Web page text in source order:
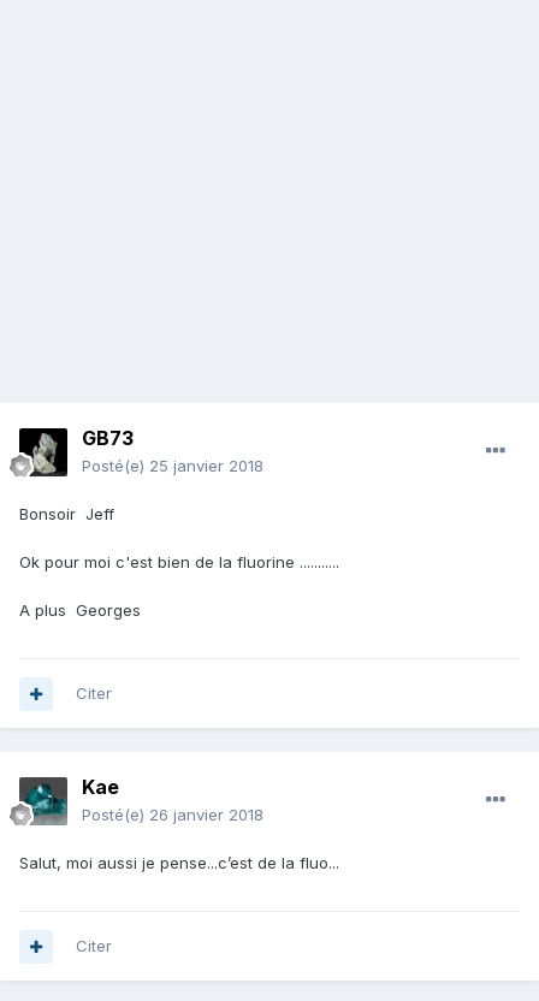
GB73
Posté(e) 25 janvier 2018
Bonsoir Jeff
Ok pour moi c'est bien de la fluorine ...........
A plus Georges
Citer
Kae
Posté(e) 26 janvier 2018
Salut, moi aussi je pense...c’est de la fluo...
Citer